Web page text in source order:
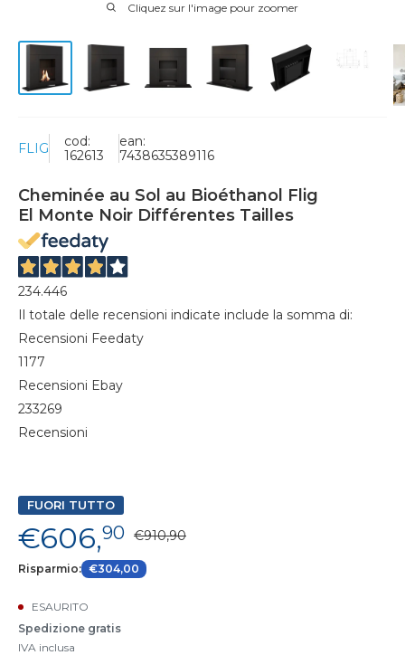
Cliquez sur l'image pour zoomer
FLIG
cod:
162613
ean:
7438635389116
Cheminée au Sol au Bioéthanol Flig
El Monte Noir Différentes Tailles
234.446
Il totale delle recensioni indicate include la somma di:
Recensioni Feedaty
1177
Recensioni Ebay
233269
Recensioni
FUORI TUTTO
€606,90 €910,90
Risparmio: €304,00
ESAURITO
Spedizione gratis
IVA inclusa